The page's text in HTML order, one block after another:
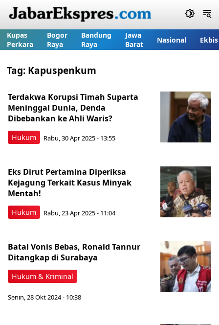
Kupas
Perkara
Bogor
Raya
Bandung
Raya
Jawa
Barat
Nasional Ekbis
Tag: Kapuspenkum
Hukum
Terdakwa Korupsi Timah Suparta
Meninggal Dunia, Denda
Dibebankan ke Ahli Waris?
Rabu, 30 Apr 2025 - 13:55
Hukum
Eks Dirut Pertamina Diperiksa
Kejagung Terkait Kasus Minyak
Mentah!
Rabu, 23 Apr 2025 - 11:04
Hukum & Kriminal
Batal Vonis Bebas, Ronald Tannur
Ditangkap di Surabaya
Senin, 28 Okt 2024 - 10:38